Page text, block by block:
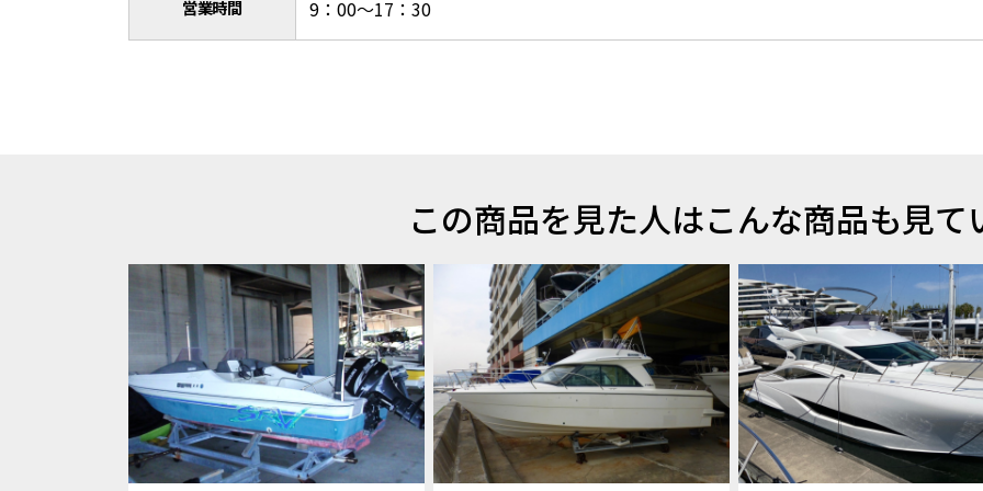
営業時間 9：00～17：30
この商品を見た人はこんな商品も見て